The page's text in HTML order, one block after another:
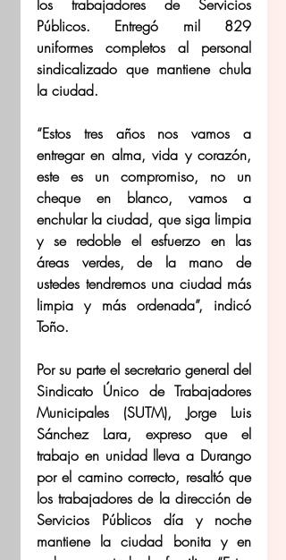
los trabajadores de Servicios
Públicos. Entregó mil 829
uniformes completos al personal
sindicalizado que mantiene chula
la ciudad.
“Estos tres años nos vamos a
entregar en alma, vida y corazón,
este es un compromiso, no un
cheque en blanco, vamos a
enchular la ciudad, que siga limpia
y se redoble el esfuerzo en las
áreas verdes, de la mano de
ustedes tendremos una ciudad más
limpia y más ordenada”, indicó
Toño.
Por su parte el secretario general del
Sindicato Único de Trabajadores
Municipales (SUTM), Jorge Luis
Sánchez Lara, expreso que el
trabajo en unidad lleva a Durango
por el camino correcto, resaltó que
los trabajadores de la dirección de
Servicios Públicos día y noche
mantiene la ciudad bonita y en